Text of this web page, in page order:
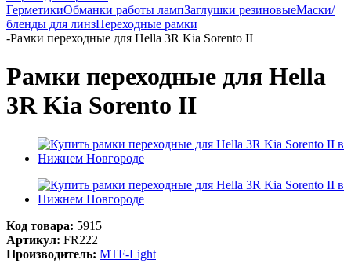
ГерметикиОбманки работы лампЗаглушки резиновыеМаски/
бленды для линзПереходные рамки
-Рамки переходные для Hella 3R Kia Sorento II
Рамки переходные для Hella
3R Kia Sorento II
Код товара: 5915
Артикул: FR222
Производитель: MTF-Light